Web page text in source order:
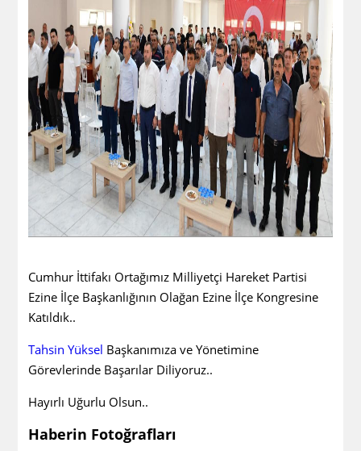
Cumhur İttifakı Ortağımız Milliyetçi Hareket Partisi
Ezine İlçe Başkanlığının Olağan Ezine İlçe Kongresine
Katıldık..
Tahsin Yüksel Başkanımıza ve Yönetimine
Görevlerinde Başarılar Diliyoruz..
Hayırlı Uğurlu Olsun..
Haberin Fotoğrafları